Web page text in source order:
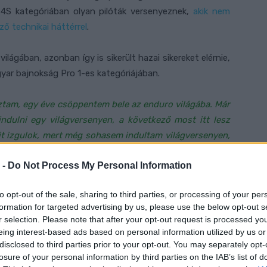
- Do Not Process My Personal Information
opt-out of the sale, sharing to third parties, or processing of your
for targeted advertising by us, please use the below opt-out
selection. Please note that after your opt-out request is processed
interest-based ads based on personal information utilized by us
to third parties prior to your opt-out. You may separately
of your personal information by third parties on the IAB’s list of
kategóriában olyan pilóták versenyeznek, akik nem
technikai háttérrel.
azonban így is sikerült hazai sikereket elérnie,
bajnokság Pro 1-es kategóriájában.
egy éve csöppentem bele az enduro világába. Már
egy világversenyen, a következő most itt lesz
mert még sohasem indultam világversenyen,
sokan lesznek és sokan szurkolnak majd nekünk
Zsigovits Norbert ismét az Open 4S kategóriában fog
a kategóriában két versenynapon is a dobogó
2. helyet szerezte meg magának a világkupán.
hiszen szinte hazai pályán zajlik, nincs messze az